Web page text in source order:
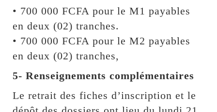
• 700 000 FCFA pour le M1 payables
en deux (02) tranches.
• 700 000 FCFA pour le M2 payables
en deux (02) tranches,
5- Renseignements complémentaires
Le retrait des fiches d’inscription et le